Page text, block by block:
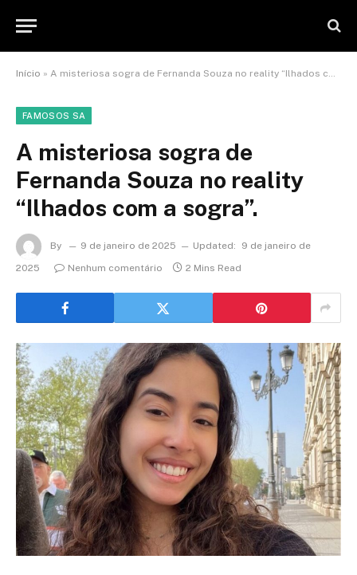
Início » A misteriosa sogra de Fernanda Souza no reality “Ilhados com a sogra”.
FAMOSOS SA
A misteriosa sogra de
Fernanda Souza no reality
“Ilhados com a sogra”.
By 9 de janeiro de 2025 Updated:
9 de janeiro de
2025
Nenhum comentário 2 Mins Read